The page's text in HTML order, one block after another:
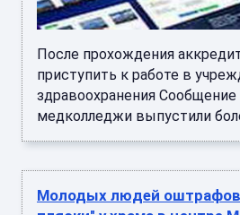
После прохождения
приступить к работе в
здравоохранения
медколледжи выпустили
Молодых людей